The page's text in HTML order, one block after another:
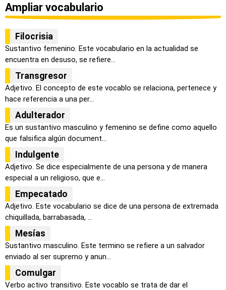
Ampliar vocabulario
Filocrisia
Sustantivo femenino. Este vocabulario en la actualidad se
encuentra en desuso, se refiere...
Transgresor
Adjetivo. El concepto de este vocablo se relaciona, pertenece y
hace referencia a una per...
Adulterador
Es un sustantivo masculino y femenino se define como aquello
que falsifica algún document...
Indulgente
Adjetivo. Se dice especialmente de una persona y de manera
especial a un religioso, que e...
Empecatado
Adjetivo. Este vocabulario se dice de una persona de extremada
chiquillada, barrabasada, ...
Mesías
Sustantivo masculino. Este termino se refiere a un salvador
enviado al ser supremo y anun...
Comulgar
Verbo activo transitivo. Este vocablo se trata de dar el